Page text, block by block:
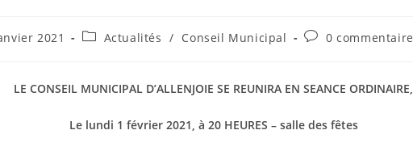
2021
PostActualités / Conseil Municipal
Commentaires
publication :
0 commentaire
LE CONSEIL MUNICIPAL D’ALLENJOIE SE REUNIRA EN SEANCE ORDINAIRE,
Le lundi 1 février 2021, à 20 HEURES – salle des fêtes